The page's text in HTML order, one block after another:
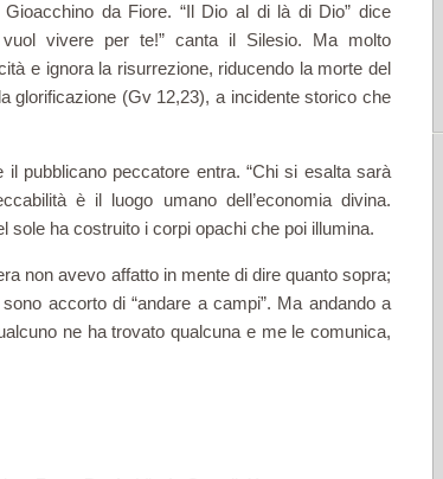
Gioacchino da Fiore. “Il Dio al di là di Dio” dice
vivere per te!” canta il Silesio. Ma molto
e ignora la risurrezione, riducendo la morte del
glorificazione (Gv 12,23), a incidente storico che
pubblicano peccatore entra. “Chi si esalta sarà
è il luogo umano dell’economia divina.
sole ha costruito i corpi opachi che poi illumina.
non avevo affatto in mente di dire quanto sopra;
accorto di “andare a campi”. Ma andando a
ne ha trovato qualcuna e me le comunica,